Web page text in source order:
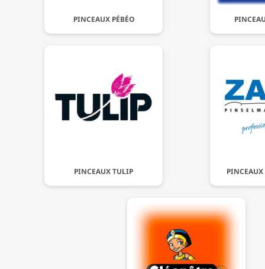
PINCEAUX PÉBÉO
PINCEAUX TULIP